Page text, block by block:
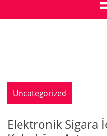
Uncategorized
Elektronik Sigara